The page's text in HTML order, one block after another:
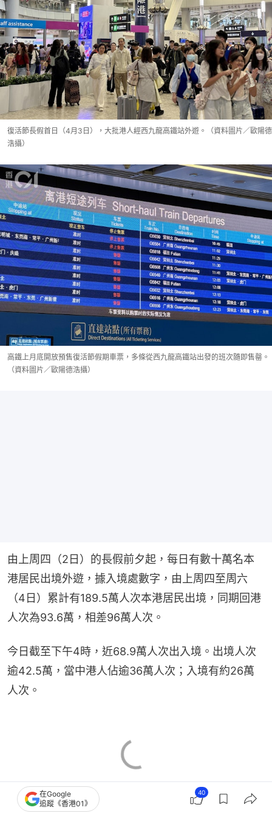
復活節長假首日（4月3日），大批港人經西九龍高鐵站外遊。（資料圖片／歐陽德
浩攝）
高鐵上月底開放預售復活節假期車票，多條從西九龍高鐵站出發的班次隨即售罄。
（資料圖片／歐陽德浩攝）
由上周四（2日）的長假前夕起，每日有數十萬名本
港居民出境外遊，據入境處數字，由上周四至周六
（4日）累計有189.5萬人次本港居民出境，同期回港
人次為93.6萬，相差96萬人次。
今日截至下午4時，近68.9萬人次出入境。出境人次
逾42.5萬，當中港人佔逾36萬人次；入境有約26萬
人次。
在Google
追蹤《香港01》
40